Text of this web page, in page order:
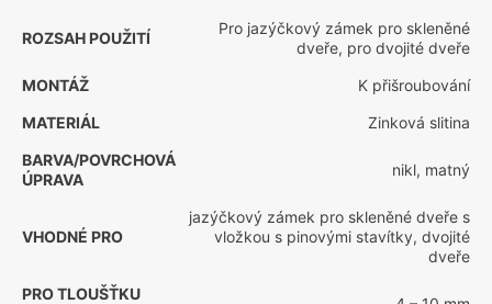
ROZSAH POUŽITÍ
Pro jazýčkový zámek pro skleněné
dveře, pro dvojité dveře
MONTÁŽ
K přišroubování
MATERIÁL
Zinková slitina
BARVA/POVRCHOVÁ
ÚPRAVA
nikl, matný
VHODNÉ PRO
jazýčkový zámek pro skleněné dveře s
vložkou s pinovými stavítky, dvojité
dveře
PRO TLOUŠŤKU